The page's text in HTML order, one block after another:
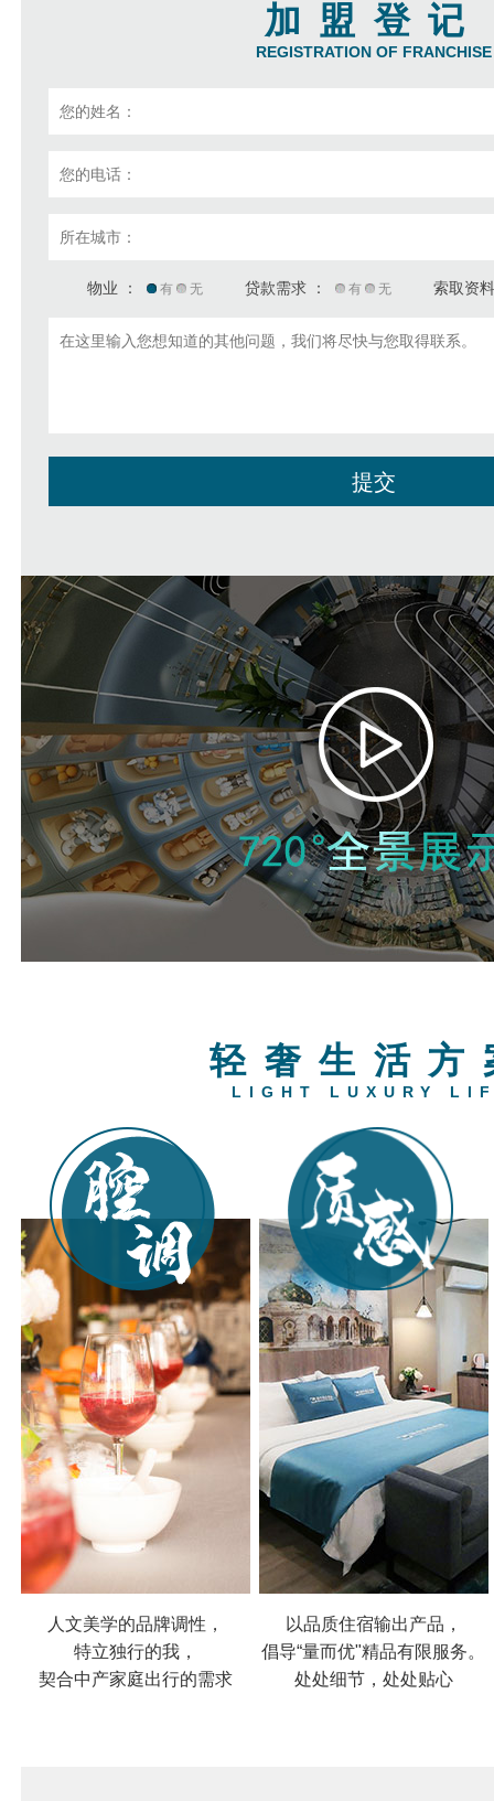
加盟登记
REGISTRATION OF FRANCHISE
物业 ： 有 无 贷款需求 ： 有 无 索取资
轻奢生活方
LIGHT LUXURY
人文美学的品牌调性，
特立独行的我，
契合中产家庭出行的需求
以品质住宿输出产品，
倡导“量而优"精品有限服务。
处处细节，处处贴心